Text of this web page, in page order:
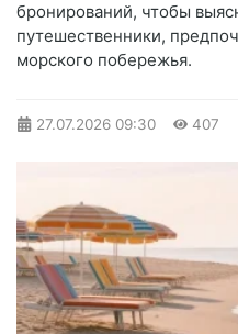
бронирований, чтобы
путешественники,
морского побережья.
27.07.2026 09:30 407